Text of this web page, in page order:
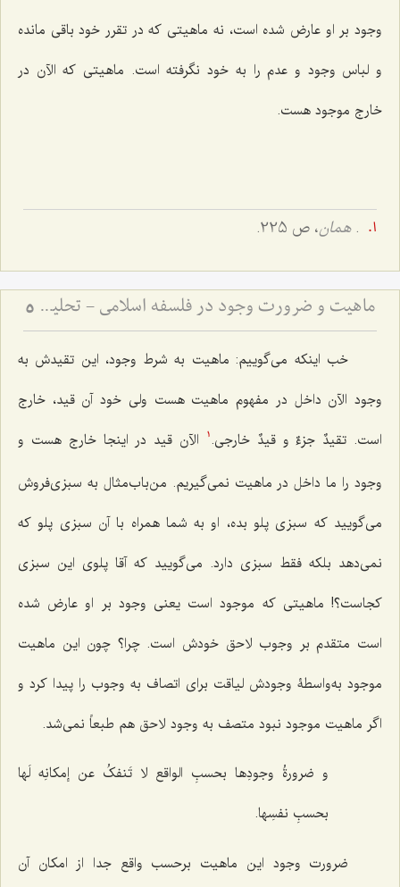
وجود بر او عارض شده است، نه ماهیتی که در تقرر خود باقی مانده
و لباس وجود و عدم را به خود نگرفته است. ماهیتی که الآن در
خارج موجود هست.
.همان، ص 225.
ماهیت و ضرورت وجود در فلسفه اسلامی - تحلیل تساوی ماهیت نسبت به وجود و عدم در فلسفه 5
خب اینکه می‌گوییم: ماهیت به شرط وجود، این تقیدش به
وجود الآن داخل در مفهوم ماهیت هست ولی خود آن قید، خارج
است. تقیدٌ جزءٌ و قیدٌ خارجی.
1
الآن قید در اینجا خارج هست و
وجود را ما داخل در ماهیت نمی‌گیریم. من‌باب‌مثال به سبزی‌فروش
می‌گویید که سبزی ‌پلو بده، او به شما همراه با آن سبزی ‌پلو که
نمی‌دهد بلکه فقط سبزی دارد. می‌گویید که آقا پلوی این سبزی
کجاست؟! ماهیتی که موجود است یعنی وجود بر او عارض شده
است متقدم بر وجوب لاحق خودش است. چرا؟ چون این ماهیت
موجود به‌واسطۀ وجودش لیاقت برای اتصاف به وجوب را پیدا کرد و
اگر ماهیت موجود نبود متصف به وجود لاحق هم طبعاً نمی‌شد.
و ضرورةُ وجودِها بحسبِ الواقع لا تَنفکُ عن إمکانِه لَها
بحسبِ نفسِها.
ضرورت وجود این ماهیت برحسب واقع جدا از امکان آن